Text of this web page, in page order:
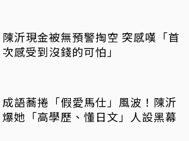
陳沂現金被無預警掏空 突感嘆「首
次感受到沒錢的可怕」
成語蕎捲「假愛馬仕」風波！陳沂
爆她「高學歷、懂日文」人設黑幕